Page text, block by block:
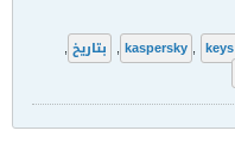
kaspersky , keys
, بتاريخ ,